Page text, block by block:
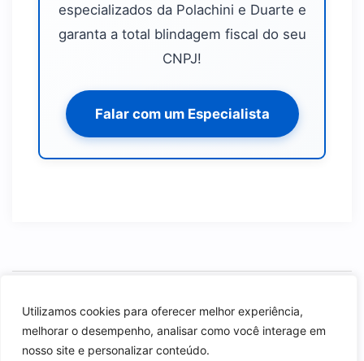
Utilizamos cookies para oferecer melhor experiência,
melhorar o desempenho, analisar como você interage em
nosso site e personalizar conteúdo.
especializados da Polachini e Duarte e
garanta a total blindagem fiscal do seu
CNPJ!
Falar com um Especialista
Contabilidade para Supermercados em SP